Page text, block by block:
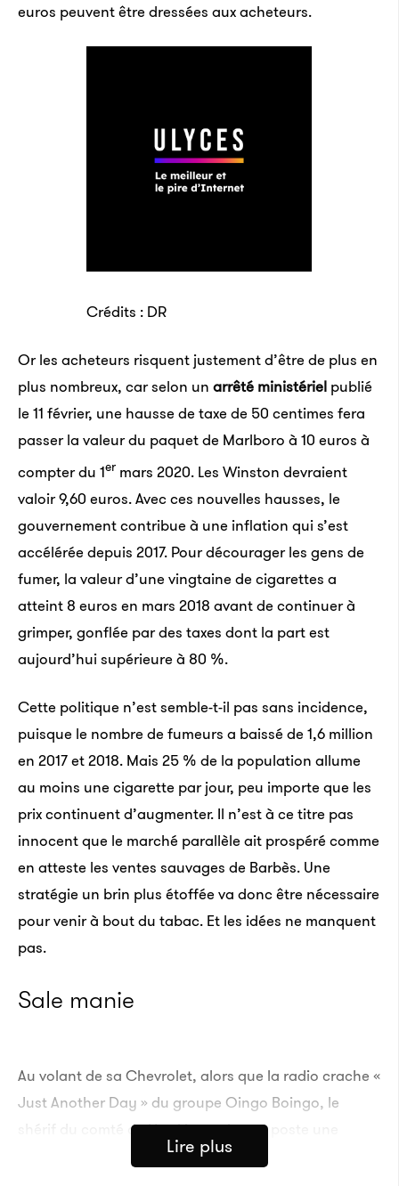
euros peuvent être dressées aux acheteurs.
Crédits : DR
Or les acheteurs risquent justement d’être de plus en
plus nombreux, car selon un arrêté ministériel publié
le 11 février, une hausse de taxe de 50 centimes fera
passer la valeur du paquet de Marlboro à 10 euros à
compter du 1er mars 2020. Les Winston devraient
valoir 9,60 euros. Avec ces nouvelles hausses, le
gouvernement contribue à une inflation qui s’est
accélérée depuis 2017. Pour décourager les gens de
fumer, la valeur d’une vingtaine de cigarettes a
atteint 8 euros en mars 2018 avant de continuer à
grimper, gonflée par des taxes dont la part est
aujourd’hui supérieure à 80 %.
Cette politique n’est semble-t-il pas sans incidence,
puisque le nombre de fumeurs a baissé de 1,6 million
en 2017 et 2018. Mais 25 % de la population allume
au moins une cigarette par jour, peu importe que les
prix continuent d’augmenter. Il n’est à ce titre pas
innocent que le marché parallèle ait prospéré comme
en atteste les ventes sauvages de Barbès. Une
stratégie un brin plus étoffée va donc être nécessaire
pour venir à bout du tabac. Et les idées ne manquent
pas.
Sale manie
Au volant de sa Chevrolet, alors que la radio crache «
Just Another Day » du groupe Oingo Boingo, le
shérif du comté de Hawkins arrive au poste une
cigarette à la bouche. C’est un rituel. Mais ce matin
Lire plus